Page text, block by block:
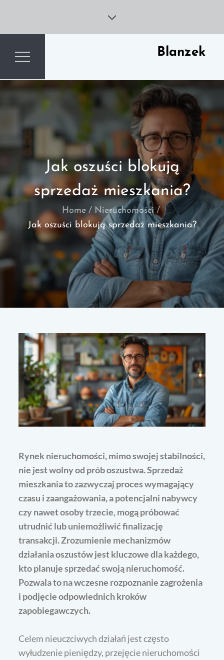
content
Blanzek
Jak oszuści blokują
sprzedaż mieszkania?
Home
Nieruchomości
Jak oszuści blokują sprzedaż mieszkania?
Rynek nieruchomości, mimo swojej stabilności,
nie jest wolny od prób oszustwa. Sprzedaż
mieszkania to zazwyczaj proces wymagający
czasu i zaangażowania, a potencjalni nabywcy
czy nawet osoby trzecie, mogą próbować
utrudnić lub uniemożliwić finalizację
transakcji. Zrozumienie mechanizmów
działania oszustów jest kluczowe dla każdego,
kto planuje sprzedać swoją nieruchomość.
Pozwala to na wczesne rozpoznanie zagrożenia
i podjęcie odpowiednich kroków
zapobiegawczych.
Celem nieuczciwych działań jest często
wyłudzenie pieniędzy, przejęcie nieruchomości